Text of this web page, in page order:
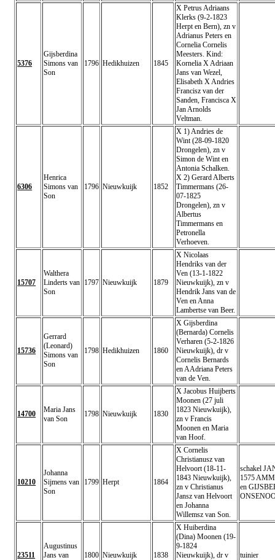
5376
Gijsberdina
Simons van
Son
1796 Hedikhuizen 1845
X Petrus Adriaans
Klerks (9-2-1823
Herpt en Bern), zn v
Adrianus Peters en
Cornelia Cornelis
Meesters. Kind:
Kornelia X Adriaan
Jans van Wezel,
Elisabeth X Andries
Francisz van der
Sanden, Francisca X
Jan Arnolds
Veltman.
6306
Henrica
Simons van
Son
1796 Nieuwkuijk 1852
X 1) Andries de
Wint (28-09-1820
Drongelen), zn v
Simon de Wint en
Antonia Schalken.
X 2) Gerard Alberts
Timmermans (26-
07-1825
Drongelen), zn v
Albertus
Timmermans en
Petronella
Verhoeven.
15707
Walthera
Linderts van
Son
1797 Nieuwkuijk 1879
X Nicolaas
Hendriks van der
Ven (13-1-1822
Nieuwkuijk), zn v
Hendrik Jans van de
Ven en Anna
Lambertse van Beer.
15736
Gerrard
(Leonard)
Simons van
Son
1798 Hedikhuizen 1860
X Gijsberdina
(Bernarda) Cornelis
Verharen (5-2-1826
Nieuwkuijk), dr v
Cornelis Bernards
en AAdriana Peters
van de Ven.
14700
Maria Jans
van Son
1798 Nieuwkuijk 1830
X Jacobus Huijberts
Moonen (27 juli
1823 Nieuwkuijk),
zn v Francis
Moonen en Maria
van Hoof.
10210
Johanna
Sijmens van
Son
1799 Herpt 1864
X Cornelis
Christianusz van
Helvoort (18-11-
1843 Nieuwkuijk),
zn v Christianus
Jansz van Helvoort
en Johanna
Willemsz van Son.
schakel
1575
en
23511
Augustinus
Jans van
1800 Nieuwkuijk 1838
X Huiberdina
(Dina) Moonen (19-
9-1824
Nieuwkuijk), dr v
tuinier